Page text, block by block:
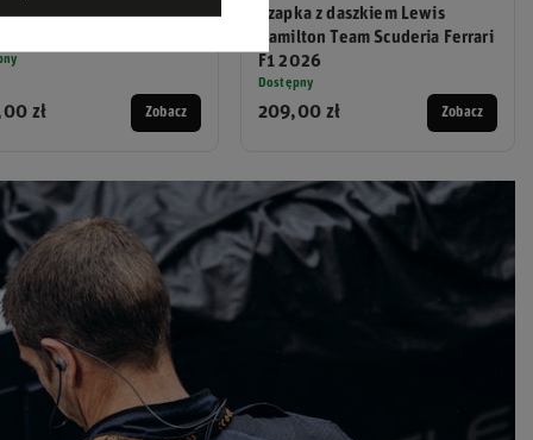
T-shirt męska Drivers
zł Zobacz
Czapka z daszkiem Lewis
Hamilton Team Scuderia Ferrari
F1 2026
Dostępny
209,00 zł Zobacz